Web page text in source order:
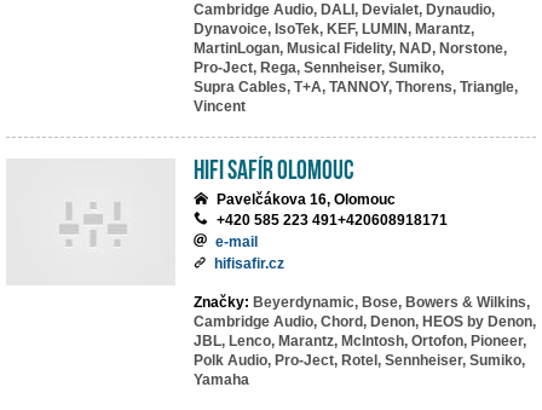
Cambridge Audio, DALI, Devialet, Dynaudio,
Dynavoice, IsoTek, KEF, LUMIN, Marantz,
MartinLogan, Musical Fidelity, NAD, Norstone,
Pro-Ject, Rega, Sennheiser, Sumiko,
Supra Cables, T+A, TANNOY, Thorens, Triangle,
Vincent
HiFi Safír Olomouc
Pavelčákova 16, Olomouc
+420 585 223 491+420608918171
e-mail
hifisafir.cz
Značky: Beyerdynamic, Bose, Bowers & Wilkins,
Cambridge Audio, Chord, Denon, HEOS by Denon,
JBL, Lenco, Marantz, McIntosh, Ortofon, Pioneer,
Polk Audio, Pro-Ject, Rotel, Sennheiser, Sumiko,
Yamaha